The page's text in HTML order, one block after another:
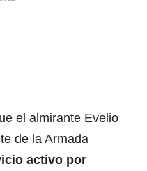
el almirante Evelio
de la Armada
activo por